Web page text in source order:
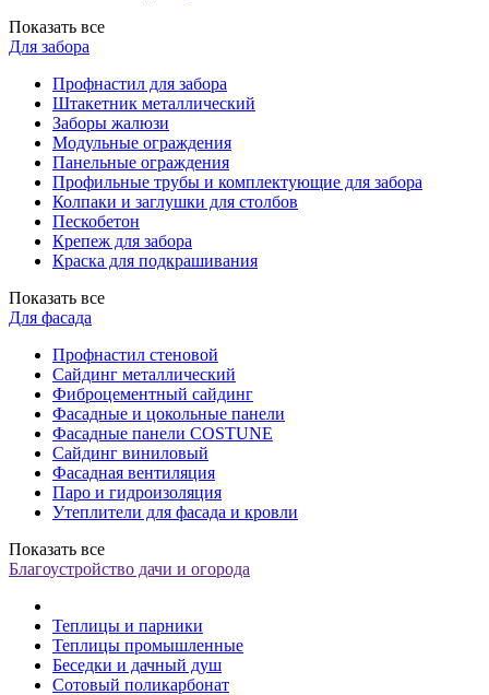
Показать все
Для забора
Профнастил для забора
Штакетник металлический
Заборы жалюзи
Модульные ограждения
Панельные ограждения
Профильные трубы и комплектующие для забора
Колпаки и заглушки для столбов
Пескобетон
Крепеж для забора
Краска для подкрашивания
Показать все
Для фасада
Профнастил стеновой
Сайдинг металлический
Фиброцементный сайдинг
Фасадные и цокольные панели
Фасадные панели COSTUNE
Сайдинг виниловый
Фасадная вентиляция
Паро и гидроизоляция
Утеплители для фасада и кровли
Показать все
Благоустройство дачи и огорода
Теплицы и парники
Теплицы промышленные
Беседки и дачный душ
Сотовый поликарбонат